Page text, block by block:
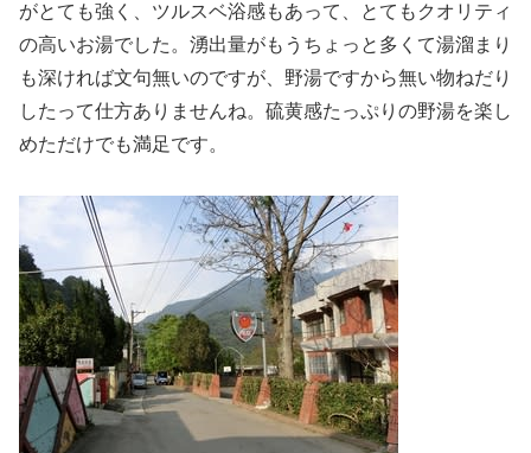
がとても強く、ツルスベ浴感もあって、とてもクオリティ
の高いお湯でした。湧出量がもうちょっと多くて湯溜まり
も深ければ文句無いのですが、野湯ですから無い物ねだり
したって仕方ありませんね。硫黄感たっぷりの野湯を楽し
めただけでも満足です。